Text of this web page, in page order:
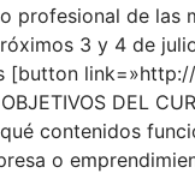
profesional de las
3 y 4 de
[button
DEL
contenidos
o